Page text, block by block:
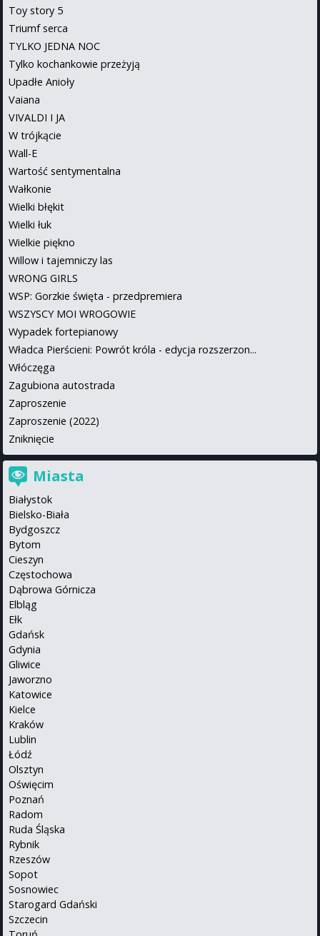
Toy story 5
Triumf serca
TYLKO JEDNA NOC
Tylko kochankowie przeżyją
Upadłe Anioły
Vaiana
VIVALDI I JA
W trójkącie
Wall-E
Wartość sentymentalna
Wałkonie
Wielki błękit
Wielki łuk
Wielkie piękno
Willow i tajemniczy las
WRONG GIRLS
WSP: Gorzkie święta - przedpremiera
WSZYSCY MOI WROGOWIE
Wypadek fortepianowy
Władca Pierścieni: Powrót króla - edycja rozszerzon...
Włóczęga
Zagubiona autostrada
Zaproszenie
Zaproszenie (2022)
Zniknięcie
Miasta
Białystok
Bielsko-Biała
Bydgoszcz
Bytom
Cieszyn
Częstochowa
Dąbrowa Górnicza
Elbląg
Ełk
Gdańsk
Gdynia
Gliwice
Jaworzno
Katowice
Kielce
Kraków
Lublin
Łódź
Olsztyn
Oświęcim
Poznań
Radom
Ruda Śląska
Rybnik
Rzeszów
Sopot
Sosnowiec
Starogard Gdański
Szczecin